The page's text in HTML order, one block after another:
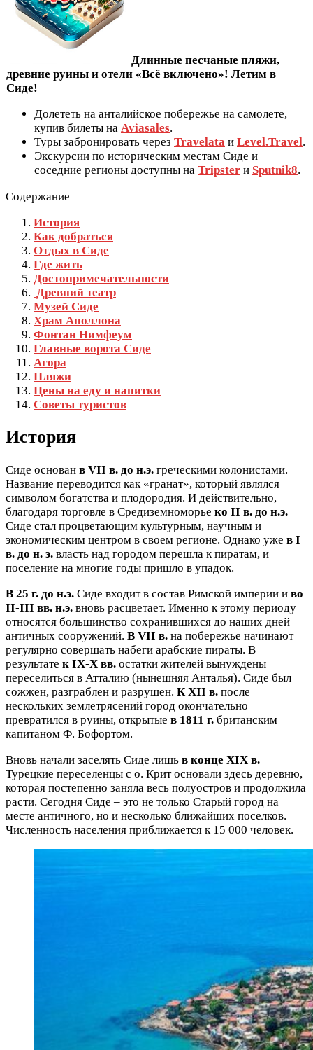
Длинные песчаные пляжи,
древние руины и отели «Всё включено»! Летим в
Сиде!
Долететь на анталийское побережье на самолете,
купив билеты на Aviasales.
Туры забронировать через Travelata и Level.Travel.
Экскурсии по историческим местам Сиде и
соседние регионы доступны на Tripster и Sputnik8.
Содержание
История
Как добраться
Отдых в Сиде
Где жить
Достопримечательности
Древний театр
Музей Сиде
Храм Аполлона
Фонтан Нимфеум
Главные ворота Сиде
Агора
Пляжи
Цены на еду и напитки
Советы туристов
История
Сиде основан в VII в. до н.э. греческими колонистами.
Название переводится как «гранат», который являлся
символом богатства и плодородия. И действительно,
благодаря торговле в Средиземноморье ко II в. до н.э.
Сиде стал процветающим культурным, научным и
экономическим центром в своем регионе. Однако уже в I
в. до н. э. власть над городом перешла к пиратам, и
поселение на многие годы пришло в упадок.
В 25 г. до н.э. Сиде входит в состав Римской империи и во
II-III вв. н.э. вновь расцветает. Именно к этому периоду
относятся большинство сохранившихся до наших дней
античных сооружений. В VII в. на побережье начинают
регулярно совершать набеги арабские пираты. В
результате к IX-X вв. остатки жителей вынуждены
переселиться в Атталию (нынешняя Анталья). Сиде был
сожжен, разграблен и разрушен. К XII в. после
нескольких землетрясений город окончательно
превратился в руины, открытые в 1811 г. британским
капитаном Ф. Бофортом.
Вновь начали заселять Сиде лишь в конце XIX в.
Турецкие переселенцы с о. Крит основали здесь деревню,
которая постепенно заняла весь полуостров и продолжила
расти. Сегодня Сиде – это не только Старый город на
месте античного, но и несколько ближайших поселков.
Численность населения приближается к 15 000 человек.